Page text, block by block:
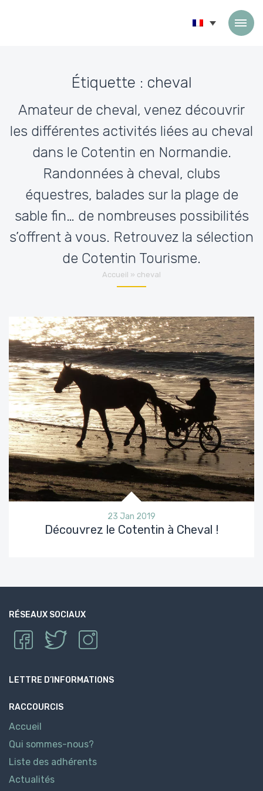
Étiquette : cheval
Amateur de cheval, venez découvrir
les différentes activités liées au cheval
dans le Cotentin en Normandie.
Randonnées à cheval, clubs
équestres, balades sur la plage de
sable fin… de nombreuses possibilités
s’offrent à vous. Retrouvez la sélection
de Cotentin Tourisme.
Accueil » cheval
23 Jan 2019
Découvrez le Cotentin à Cheval !
RÉSEAUX SOCIAUX
LETTRE D’INFORMATIONS
RACCOURCIS
Accueil
Qui sommes-nous?
Liste des adhérents
Actualités